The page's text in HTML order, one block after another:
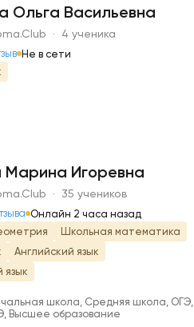
Ольга Васильевна
· 4 ученика
Не в сети
Марина Игоревна
· 35 учеников
Онлайн 2 часа назад
Школьная математика
Английский язык
язык
школа, Средняя школа, ОГЭ,
Высшее образование